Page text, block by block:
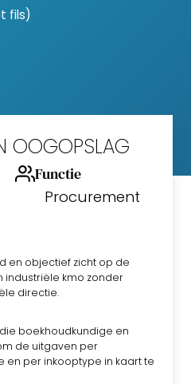
fils)
OOGOPSLAG
Functie
Procurement
en objectief zicht op de
industriële kmo zonder
directie.
boekhoudkundige en
de uitgaven per
en per inkooptype in kaart te